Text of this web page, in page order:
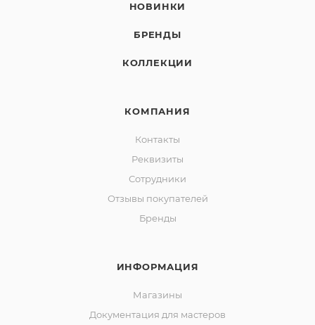
НОВИНКИ
БРЕНДЫ
КОЛЛЕКЦИИ
КОМПАНИЯ
Контакты
Реквизиты
Сотрудники
Отзывы покупателей
Бренды
ИНФОРМАЦИЯ
Магазины
Документация для мастеров